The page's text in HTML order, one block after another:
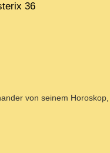
36
von seinem Horoskop,